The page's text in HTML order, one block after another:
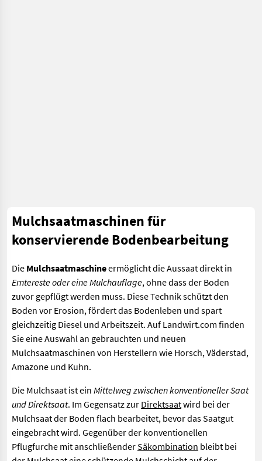
Mulchsaatmaschinen für
konservierende Bodenbearbeitung
Die Mulchsaatmaschineermöglicht die Aussaat direkt in
Erntereste oder eine Mulchauflage, ohne dass der Boden
zuvor gepflügt werden muss. Diese Technik schützt den
Boden vor Erosion, fördert das Bodenleben und spart
gleichzeitig Diesel und Arbeitszeit. Auf Landwirt.com finden
Sie eine Auswahl an gebrauchten und neuen
Mulchsaatmaschinen von Herstellern wie Horsch, Väderstad,
Amazone und Kuhn.
Die Mulchsaat ist ein Mittelweg zwischen konventioneller Saat
und Direktsaat. Im Gegensatz zur Direktsaatwird bei der
Mulchsaat der Boden flach bearbeitet, bevor das Saatgut
eingebracht wird. Gegenüber der konventionellen
Pflugfurche mit anschließenderSäkombination bleibt bei